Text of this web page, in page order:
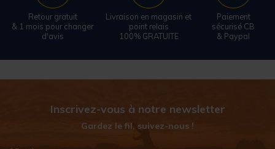
Retour gratuit
& 1 mois pour changer
d'avis
Livraison en magasin et
point relais
100% GRATUITE
Paiement
sécurisé CB
& Paypal
Inscrivez-vous à notre newsletter
Gardez le fil, suivez-nous !